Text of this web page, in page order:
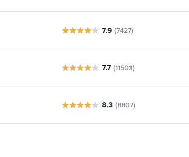
7.9 (7427)
7.7 (11503)
8.3 (8807)